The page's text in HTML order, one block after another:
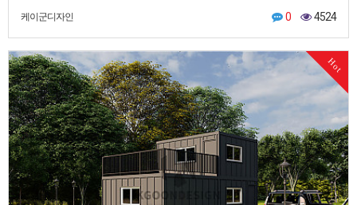
케이군디자인 0 4524
Hot